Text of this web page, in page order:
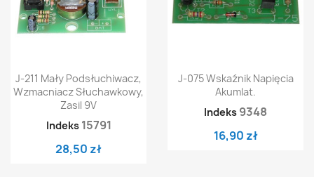
J-211 Mały Podsłuchiwacz,
Wzmacniacz Słuchawkowy,
Zasil 9V
Indeks 15791
28,50 zł
J-075 Wskaźnik Napięcia
Akumlat.
Indeks 9348
16,90 zł